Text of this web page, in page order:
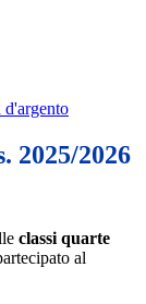
2025/2026
classi quarte
al